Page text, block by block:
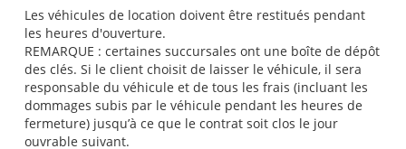
Les véhicules de location doivent être restitués pendant
les heures d'ouverture.
REMARQUE : certaines succursales ont une boîte de dépôt
des clés. Si le client choisit de laisser le véhicule, il sera
responsable du véhicule et de tous les frais (incluant les
dommages subis par le véhicule pendant les heures de
fermeture) jusqu’à ce que le contrat soit clos le jour
ouvrable suivant.